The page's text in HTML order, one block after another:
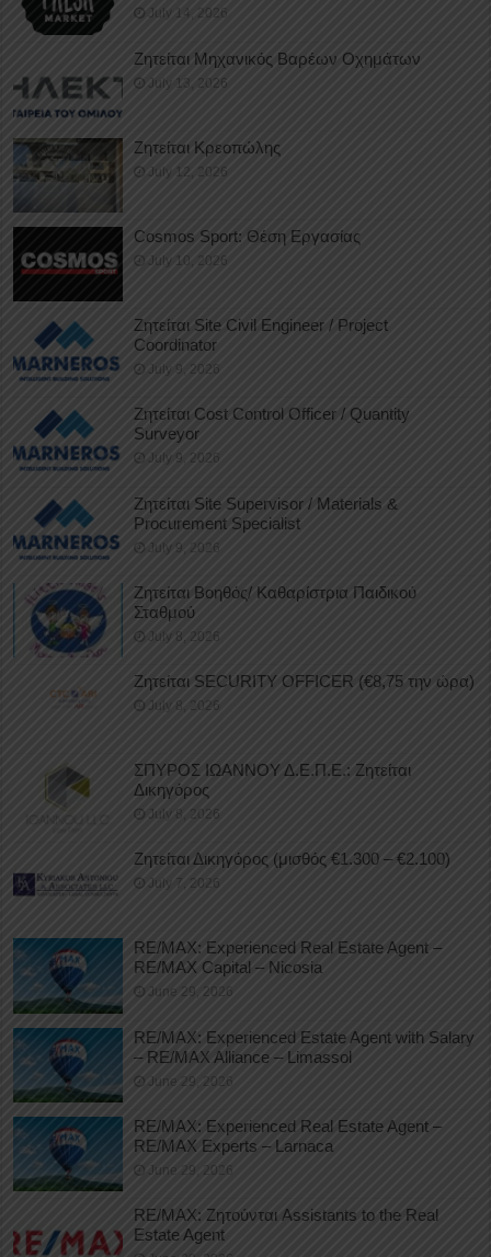
July 14, 2026
Ζητείται Μηχανικός Βαρέων Οχημάτων
July 13, 2026
Ζητείται Κρεοπώλης
July 12, 2026
Cosmos Sport: Θέση Εργασίας
July 10, 2026
Ζητείται Site Civil Engineer / Project
Coordinator
July 9, 2026
Ζητείται Cost Control Officer / Quantity
Surveyor
July 9, 2026
Ζητείται Site Supervisor / Materials &
Procurement Specialist
July 9, 2026
Ζητείται Βοηθός/ Καθαρίστρια Παιδικού
Σταθμού
July 8, 2026
Ζητείται SECURITY OFFICER (€8,75 την ώρα)
July 8, 2026
ΣΠΥΡΟΣ ΙΩΑΝΝΟΥ Δ.Ε.Π.Ε.: Ζητείται
Δικηγόρος
July 8, 2026
Ζητείται Δικηγόρος (μισθός €1.300 – €2.100)
July 7, 2026
RE/MAX: Experienced Real Estate Agent –
RE/MAX Capital – Nicosia
June 29, 2026
RE/MAX: Experienced Estate Agent with Salary
– RE/MAX Alliance – Limassol
June 29, 2026
RE/MAX: Experienced Real Estate Agent –
RE/MAX Experts – Larnaca
June 29, 2026
RE/MAX: Ζητούνται Assistants to the Real
Estate Agent